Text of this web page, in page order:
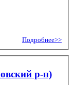
Подробнее>>
р-н)